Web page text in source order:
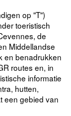
op "T")
toeristisch
de
Middellandse
en benadrukken
routes en, in
informatie
hutten,
een gebied van